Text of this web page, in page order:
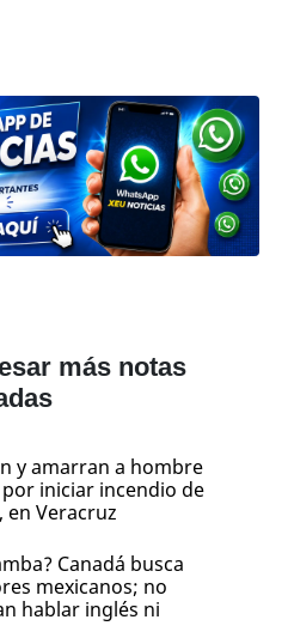
más notas
y amarran a hombre
iniciar incendio de
en Veracruz
Canadá busca
mexicanos; no
hablar inglés ni